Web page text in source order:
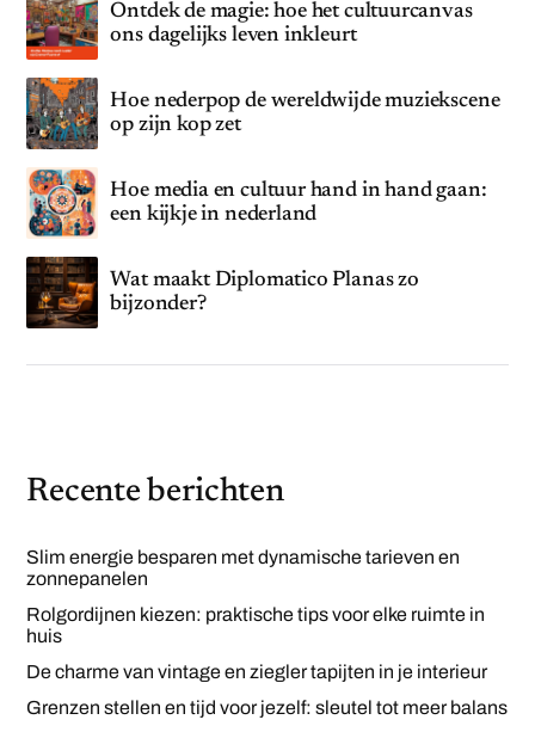
Ontdek de magie: hoe het cultuurcanvas
ons dagelijks leven inkleurt
Hoe nederpop de wereldwijde muziekscene
op zijn kop zet
Hoe media en cultuur hand in hand gaan:
een kijkje in nederland
Wat maakt Diplomatico Planas zo
bijzonder?
Recente berichten
Slim energie besparen met dynamische tarieven en
zonnepanelen
Rolgordijnen kiezen: praktische tips voor elke ruimte in
huis
De charme van vintage en ziegler tapijten in je interieur
Grenzen stellen en tijd voor jezelf: sleutel tot meer balans